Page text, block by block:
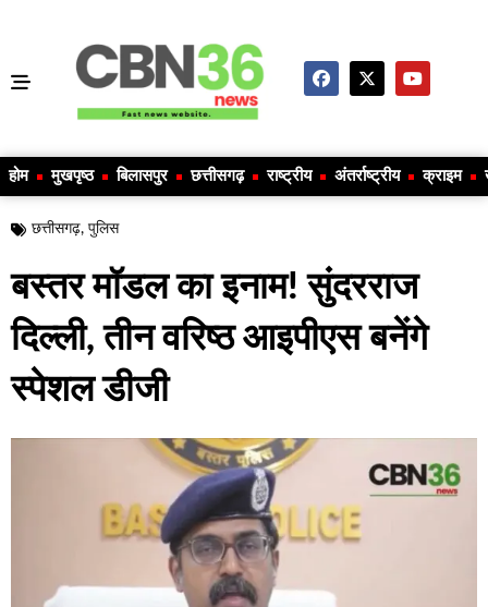
होम मुखपृष्ठ बिलासपुर छत्तीसगढ़ राष्ट्रीय अंतर्राष्ट्रीय क्राइम
छत्तीसगढ़, पुलिस
बस्तर मॉडल का इनाम! सुंदरराज
दिल्ली, तीन वरिष्ठ आइपीएस बनेंगे
स्पेशल डीजी